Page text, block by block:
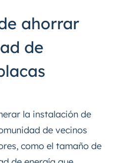
ahorrar
de
la instalación de
de vecinos
como el tamaño de